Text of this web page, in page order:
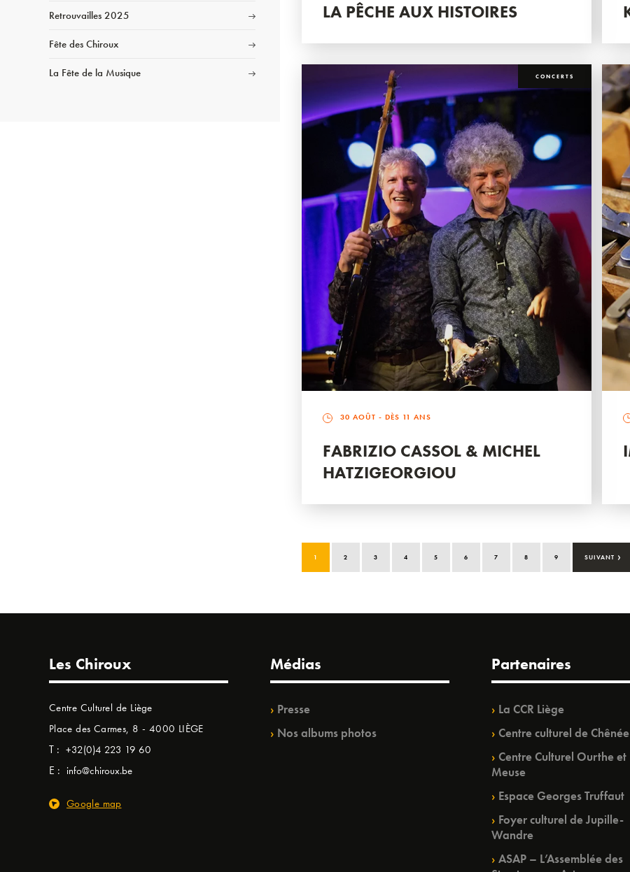
Retrouvailles 2025
Fête des Chiroux
La Fête de la Musique
LA PÊCHE AUX HISTOIRES
CONCERTS
30 AOÛT - DÈS 11 ANS
FABRIZIO CASSOL & MICHEL
HATZIGEORGIOU
1 2 3 4 5 6 7 8 9 SUIVANT ›
Les Chiroux
Centre Culturel de Liège
Place des Carmes, 8 - 4000 LIÈGE
T : +32(0)4 223 19 60
E : info@chiroux.be
Google map
Médias
Presse
Nos albums photos
Partenaires
La CCR Liège
Centre culturel de Chênée
Centre Culturel Ourthe et
Meuse
Espace Georges Truffaut
Foyer culturel de Jupille-
Wandre
ASAP – L’Assemblée des